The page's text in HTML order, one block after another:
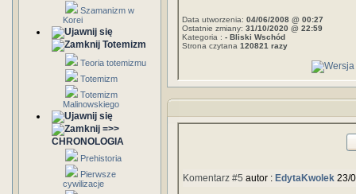
Szamanizm w
Korei
Totemizm
Teoria totemizmu
Totemizm
Totemizm
Malinowskiego
=>>
CHRONOLOGIA
Prehistoria
Pierwsze
cywilizacje
Data utworzenia: 04/06/2008 @ 00:27
Ostatnie zmiany: 31/10/2020 @ 22:59
Kategoria : - Bliski Wschód
Strona czytana 120821 razy
Komentarz #5 autor : EdytaKwolek 23/